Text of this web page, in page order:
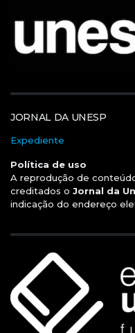
JORNAL DA UNESP
Expediente
Política de uso
A reprodução de
creditados o Jornal da
indicação do endereço